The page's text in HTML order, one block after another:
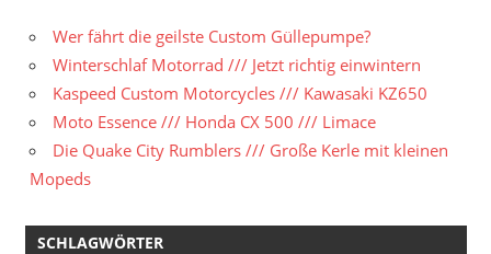
Wer fährt die geilste Custom Güllepumpe?
Winterschlaf Motorrad /// Jetzt richtig einwintern
Kaspeed Custom Motorcycles /// Kawasaki KZ650
Moto Essence /// Honda CX 500 /// Limace
Die Quake City Rumblers /// Große Kerle mit kleinen
Mopeds
SCHLAGWÖRTER